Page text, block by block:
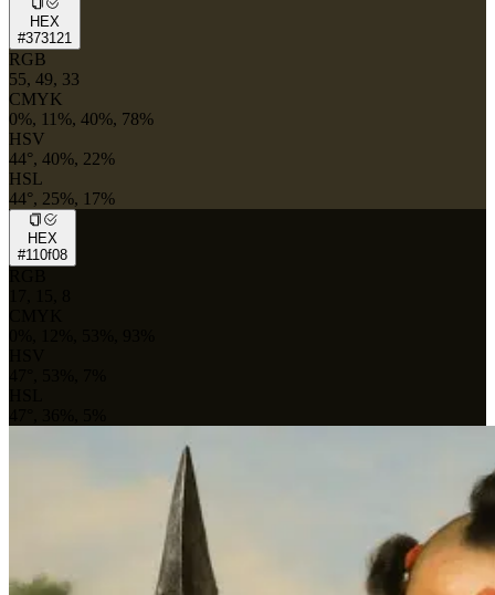
HEX
#373121
RGB
55, 49, 33
CMYK
0%, 11%, 40%, 78%
HSV
44°, 40%, 22%
HSL
44°, 25%, 17%
HEX
#110f08